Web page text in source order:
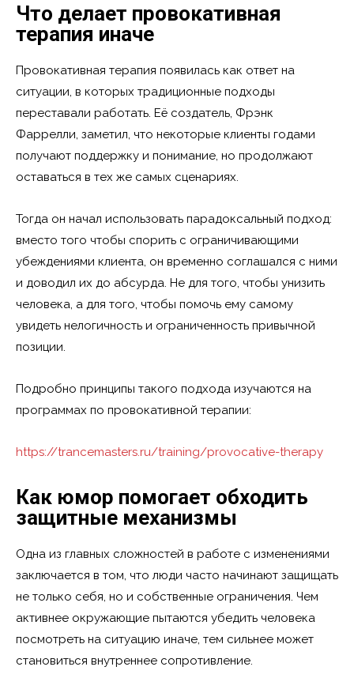
Что делает провокативная
терапия иначе
Провокативная терапия появилась как ответ на
ситуации, в которых традиционные подходы
переставали работать. Её создатель, Фрэнк
Фаррелли, заметил, что некоторые клиенты годами
получают поддержку и понимание, но продолжают
оставаться в тех же самых сценариях.
Тогда он начал использовать парадоксальный подход:
вместо того чтобы спорить с ограничивающими
убеждениями клиента, он временно соглашался с ними
и доводил их до абсурда. Не для того, чтобы унизить
человека, а для того, чтобы помочь ему самому
увидеть нелогичность и ограниченность привычной
позиции.
Подробно принципы такого подхода изучаются на
программах по провокативной терапии:
https://trancemasters.ru/training/provocative-therapy
Как юмор помогает обходить
защитные механизмы
Одна из главных сложностей в работе с изменениями
заключается в том, что люди часто начинают защищать
не только себя, но и собственные ограничения. Чем
активнее окружающие пытаются убедить человека
посмотреть на ситуацию иначе, тем сильнее может
становиться внутреннее сопротивление.